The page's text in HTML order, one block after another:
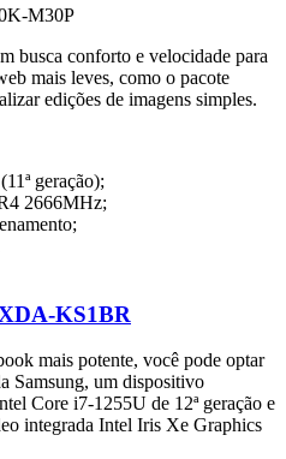
M30P
busca conforto e velocidade para
mais leves, como o pacote
edições de imagens simples.
geração);
2666MHz;
KS1BR
mais potente, você pode optar
Samsung, um dispositivo
Core i7-1255U de 12ª geração e
integrada Intel Iris Xe Graphics